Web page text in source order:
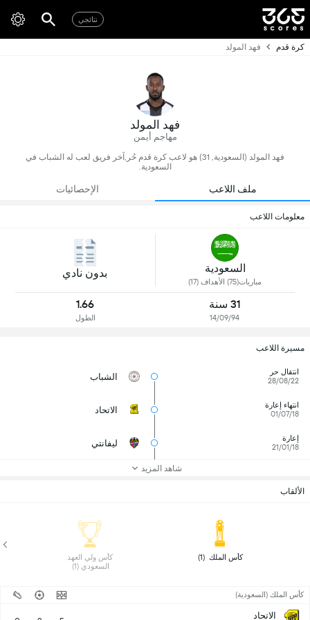
نتائجي
كرة قدم فهد المولد
فهد المولد
مهاجم أيمن
فهد المولد (السعودية, 31) هو لاعب كرة قدم حُر,آخر فريق لعب له الشباب في
السعودية.
ملف اللاعب الإحصائيات
معلومات اللاعب
السعودية
مباريات(75) الأهداف (17)
بدون نادي
31 سنة
14/09/94
1.66
الطول
مسيرة اللاعب
انتقال حر
28/08/22
الشباب
انتهاء إعارة
01/07/18
الاتحاد
إعارة
21/01/18
ليفانتي
شاهد المزيد
الألقاب
كأس الملك  (1)
السعودي (1)
كأس الملك (السعودية)
الاتحاد